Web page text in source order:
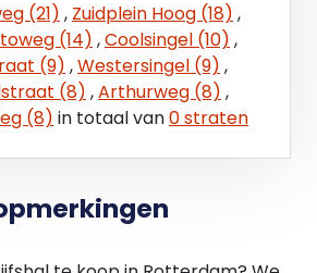
43
7.444ste onverdeeld aandeel
voor zover deze behoren
1 t/m 3.2 uit de staat van
(21) , Zuidplein Hoog (18) ,
(14) ,Coolsingel (10) ,
(9) ,Westersingel (9) ,
(8) ,Arthurweg (8) ,
(8) in totaal van0 straten